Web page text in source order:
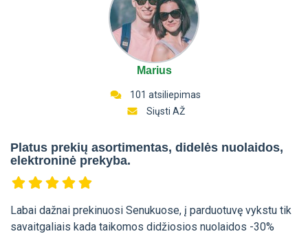
Marius
101 atsiliepimas
Siųsti AŽ
Platus prekių asortimentas, didelės nuolaidos,
elektroninė prekyba.
Labai dažnai prekinuosi Senukuose, į parduotuvę vykstu tik
savaitgaliais kada taikomos didžiosios nuolaidos -30%